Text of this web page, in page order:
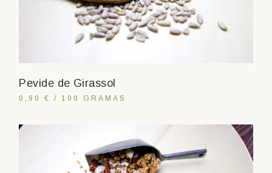
Pevide de Girassol
0,90 € / 100 GRAMAS